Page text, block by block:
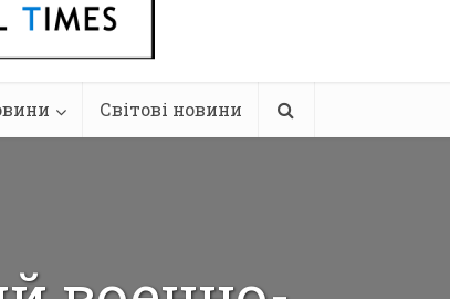
Світові новини